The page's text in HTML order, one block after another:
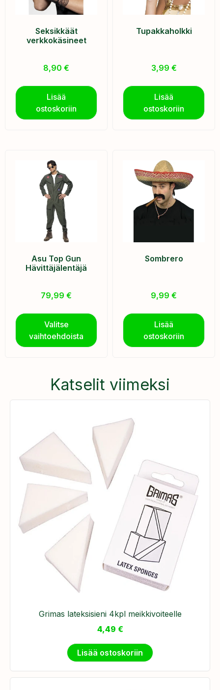
Seksikkäät
verkkokäsineet
8,90 €
Lisää
ostoskoriin
Tupakkaholkki
3,99 €
Lisää
ostoskoriin
Asu Top Gun
Hävittäjälentäjä
79,99 €
Valitse
vaihtoehdoista
Sombrero
9,99 €
Lisää
ostoskoriin
Katselit viimeksi
Grimas lateksisieni 4kpl meikkivoiteelle
4,49 €
Lisää ostoskoriin